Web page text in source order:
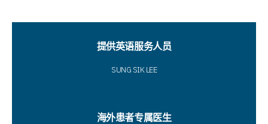
提供英语服务人员
SUNG SIK LEE
海外患者专属医生